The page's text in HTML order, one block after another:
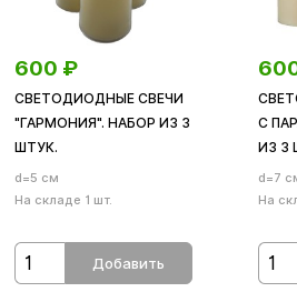
600 ₽
СВЕТОДИОДНЫЕ СВЕЧИ
"ГАРМОНИЯ". НАБОР ИЗ 3
ШТУК.
d=5 см
На складе 1 шт.
Добавить
С
ИЗ 3
d=7
На